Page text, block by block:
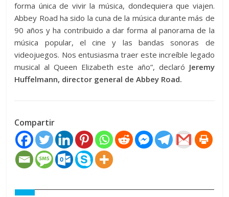
forma única de vivir la música, dondequiera que viajen.
Abbey Road ha sido la cuna de la música durante más de
90 años y ha contribuido a dar forma al panorama de la
música popular, el cine y las bandas sonoras de
videojuegos. Nos entusiasma traer este increíble legado
musical al Queen Elizabeth este año”, declaró Jeremy
Huffelmann, director general de Abbey Road.
Compartir